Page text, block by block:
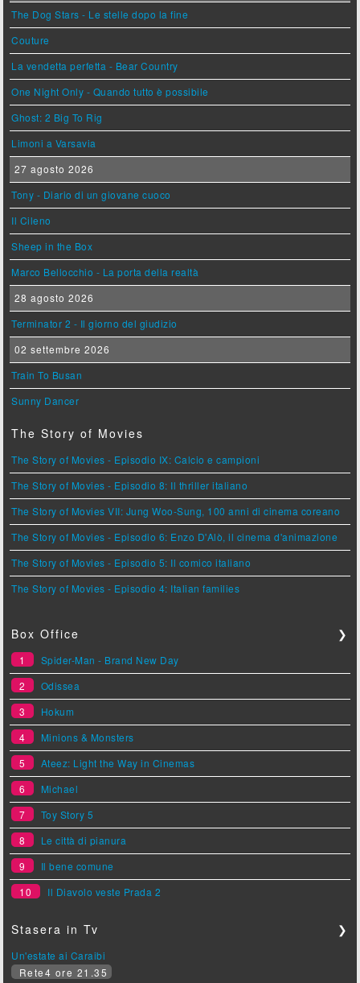
The Dog Stars - Le stelle dopo la fine
Couture
La vendetta perfetta - Bear Country
One Night Only - Quando tutto è possibile
Ghost: 2 Big To Rig
Limoni a Varsavia
27 agosto 2026
Tony - Diario di un giovane cuoco
Il Cileno
Sheep in the Box
Marco Bellocchio - La porta della realtà
28 agosto 2026
Terminator 2 - Il giorno del giudizio
02 settembre 2026
Train To Busan
Sunny Dancer
The Story of Movies
The Story of Movies - Episodio IX: Calcio e campioni
The Story of Movies - Episodio 8: Il thriller italiano
The Story of Movies VII: Jung Woo-Sung, 100 anni di cinema coreano
The Story of Movies - Episodio 6: Enzo D'Alò, il cinema d'animazione
The Story of Movies - Episodio 5: Il comico italiano
The Story of Movies - Episodio 4: Italian families
Box Office ❯
1
Spider-Man - Brand New Day
2
Odissea
3
Hokum
4
Minions & Monsters
5
Ateez: Light the Way in Cinemas
6
Michael
7
Toy Story 5
8
Le città di pianura
9
Il bene comune
10
Il Diavolo veste Prada 2
Stasera in Tv ❯
Un'estate ai Caraibi
Rete4 ore 21.35